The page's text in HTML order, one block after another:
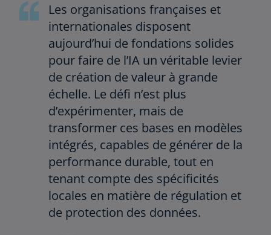
Les organisations françaises et
internationales disposent
aujourd’hui de fondations solides
pour faire de l’IA un véritable levier
de création de valeur à grande
échelle. Le défi n’est plus
d’expérimenter, mais de
transformer ces bases en modèles
intégrés, capables de générer de la
performance durable, tout en
tenant compte des spécificités
locales en matière de régulation et
de protection des données.